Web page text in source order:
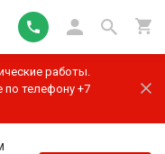
работы.
по телефону +7